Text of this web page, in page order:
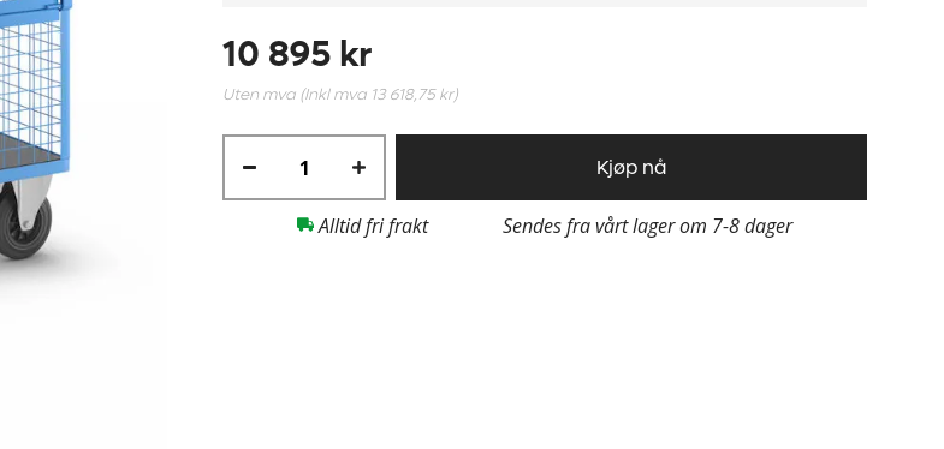
10 895 kr
Uten mva (Inkl mva 13 618,75 kr)
Kjøp nå
Alltid fri frakt Sendes fra vårt lager om 7-8 dager